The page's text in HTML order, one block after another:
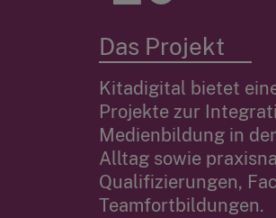
Das Projekt
Kitadigital bietet
Projekte zur
Medienbildung in
Alltag sowie
Qualifizierungen,
Teamfortbildungen.